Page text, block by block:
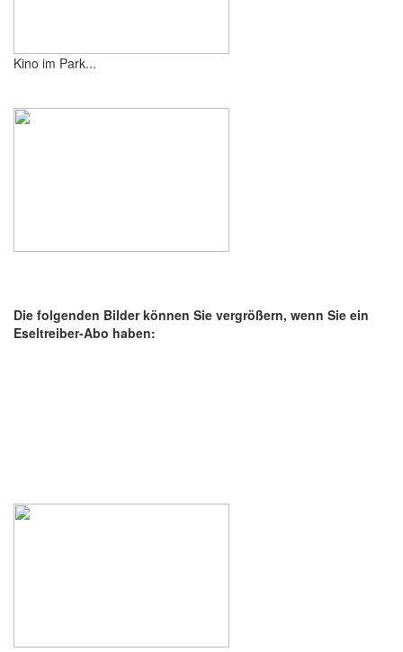
Kino im Park...
Die folgenden Bilder können Sie vergrößern, wenn Sie ein
Eseltreiber-Abo haben: